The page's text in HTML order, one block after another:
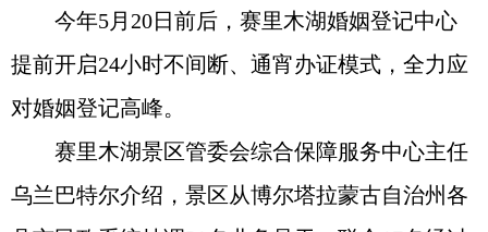
今年5月20日前后，赛里木湖婚姻登记中心
提前开启24小时不间断、通宵办证模式，全力应
对婚姻登记高峰。
赛里木湖景区管委会综合保障服务中心主任
乌兰巴特尔介绍，景区从博尔塔拉蒙古自治州各